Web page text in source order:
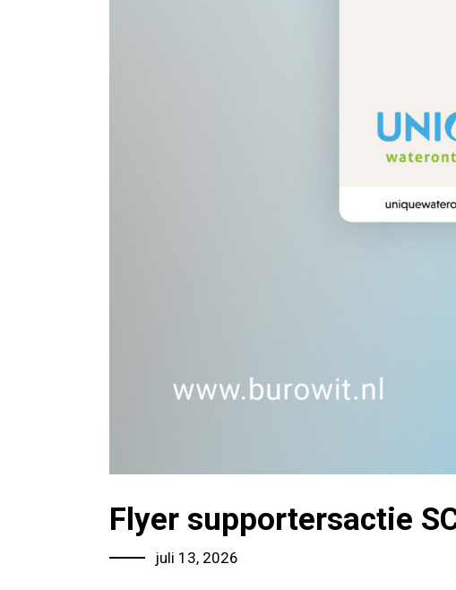
Flyer supportersactie
juli 13, 2026